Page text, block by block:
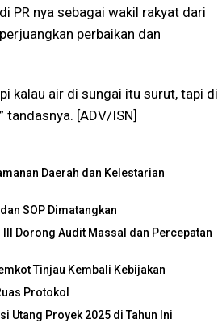
PR nya sebagai wakil rakyat dari
perbaikan dan
kalau air di sungai itu surut, tapi di
tandasnya. [ADV/ISN]
Daerah dan Kelestarian
SOP Dimatangkan
Dorong Audit Massal dan Percepatan
Tinjau Kembali Kebijakan
Protokol
Utang Proyek 2025 di Tahun Ini